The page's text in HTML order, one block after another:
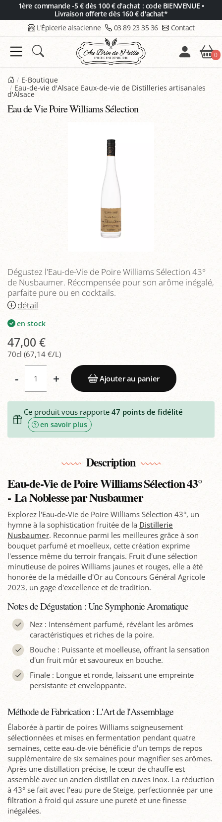
1ère commande -5 € dès 100 € d'achat : code BIENVENUE •
Livraison offerte dès 160 € d'achat*
L'Épicerie alsacienne 03 89 23 35 36 Contact
0
E-Boutique
Eau-de-vie d'Alsace Eaux-de-vie de Distilleries artisanales
d'Alsace
Eau de Vie Poire Williams Sélection
Dégustez l'Eau-de-Vie de Poire Williams Sélection 43°
de Nusbaumer. Récompensée pour son arôme inégalé,
parfaite pure ou en cocktails.
détail
en stock
47,00 €
70cl (67,14 €/L)
- + Ajouter au panier
Ce produit vous rapporte47 points de fidélité
en savoir plus
Description
Eau-de-Vie de Poire Williams Sélection 43°
- La Noblesse par Nusbaumer
Explorez l'Eau-de-Vie de Poire Williams Sélection 43°, un
hymne à la sophistication fruitée de la Distillerie
Nusbaumer. Reconnue parmi les meilleures grâce à son
bouquet parfumé et moelleux, cette création exprime
l'essence même du terroir français. Fruit d'une sélection
minutieuse de poires Williams jaunes et rouges, elle a été
honorée de la médaille d'Or au Concours Général Agricole
2023, un gage d'excellence et de tradition.
Notes de Dégustation : Une Symphonie Aromatique
Nez : Intensément parfumé, révélant les arômes
caractéristiques et riches de la poire.
Bouche : Puissante et moelleuse, offrant la sensation
d'un fruit mûr et savoureux en bouche.
Finale : Longue et ronde, laissant une empreinte
persistante et enveloppante.
Méthode de Fabrication : L'Art de l'Assemblage
Élaborée à partir de poires Williams soigneusement
sélectionnées et mises en fermentation pendant quatre
semaines, cette eau-de-vie bénéficie d'un temps de repos
supplémentaire de six semaines pour magnifier ses arômes.
Après une distillation précise, le cœur de chauffe est
assemblé avec un ancien distillat en cuves inox. La réduction
à 43° se fait avec l'eau pure de Steige, perfectionnée par une
filtration à froid qui assure une pureté et une finesse
inégalées.
Panneau de gestion des cookies